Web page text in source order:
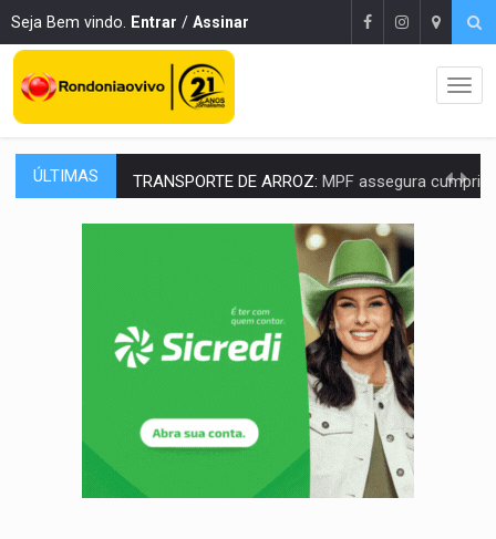
Seja Bem vindo. Entrar / Assinar
ÚLTIMAS TRANSPORTE DE ARROZ: MPF assegura cumprimento da legislação sobre transporte
DEEPFAKE:Sancionada lei contra violência sexual infantil na
Brasil e Rússia discutem energia nuclear, defesa e
Colisão entre caminhão e carro deixa quatro mortos e um em
ENCONTRO:Amazônia Negra ganha projeção nacional com participação de
Porto Velho tem chances de chuvas isoladas nesta
SINDICATOS UNIDOS: Assembleia Geral delibera greve da educação
PROCESSO SELETIVO: Rondoniaovivo abre oficina de Comunicação com